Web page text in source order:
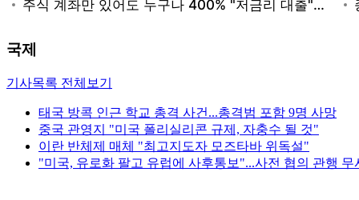
국제
기사목록 전체보기
태국 방콕 인근 학교 총격 사건...총격범 포함 9명 사망
중국 관영지 "미국 폴리실리콘 규제, 자충수 될 것"
이란 반체제 매체 "최고지도자 모즈타바 위독설"
"미국, 유로화 팔고 유럽에 사후통보"...사전 협의 관행 무